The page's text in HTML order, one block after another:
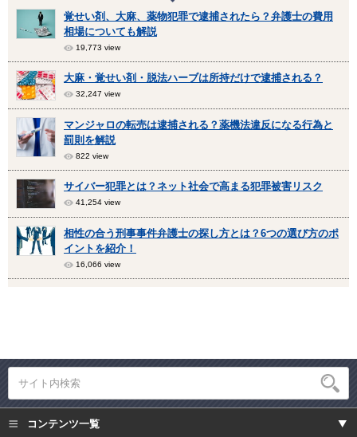
覚せい剤、大麻、薬物犯罪で逮捕されたら？弁護士の費用
相場についても解説
19,773 view
大麻・覚せい剤・脱法ハーブは所持だけで逮捕される？
32,247 view
マンジャロの転売は逮捕される？薬機法違反になる行為と
罰則を解説
822 view
サイバー犯罪とは？ネット社会で高まる犯罪被害リスク
41,254 view
相性の合う刑事事件弁護士の探し方とは？6つの選び方のポ
イントを紹介！
16,066 view
コンテンツ一覧